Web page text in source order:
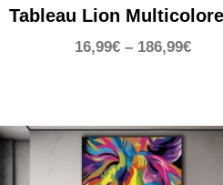
Tableau Lion Multicolore
16,99€– 186,99€